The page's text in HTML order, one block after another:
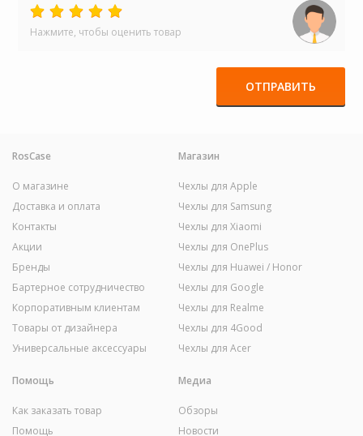
Нажмите, чтобы оценить товар
ОТПРАВИТЬ
RosCase
О магазине
Доставка и оплата
Контакты
Акции
Бренды
Бартерное сотрудничество
Корпоративным клиентам
Товары от дизайнера
Универсальные аксессуары
Магазин
Чехлы для Apple
Чехлы для Samsung
Чехлы для Xiaomi
Чехлы для OnePlus
Чехлы для Huawei / Honor
Чехлы для Google
Чехлы для Realme
Чехлы для 4Good
Чехлы для Acer
Помощь
Как заказать товар
Помощь
Медиа
Обзоры
Новости